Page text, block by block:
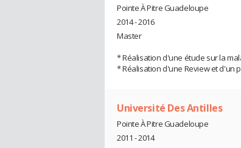
Pointe À Pitre Guadeloupe
2014 - 2016
Master
* Réalisation d'une étude sur la
* Réalisation d'une Review et d'un
Université Des Antilles
Pointe À Pitre Guadeloupe
2011 - 2014